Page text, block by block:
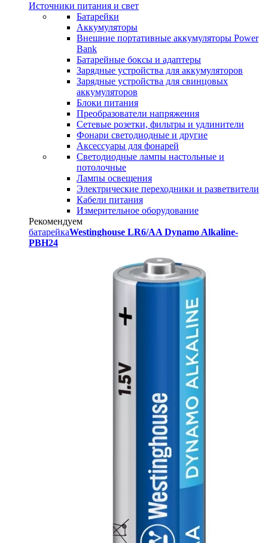
Источники питания и свет
Батарейки
Аккумуляторы
Внешние портативные аккумуляторы Power
Bank
Батарейные боксы и адаптеры
Зарядные устройства для аккумуляторов
Зарядные устройства для свинцовых
аккумуляторов
Блоки питания
Преобразователи напряжения
Сетевые розетки, фильтры и удлинители
Фонари светодиодные и другие
Аксессуары для фонарей
Светодиодные лампы настольные и
потолочные
Лампы освещения
Электрические переходники и разветвители
Кабели питания
Измерительное оборудование
Рекомендуем
батарейкаWestinghouse LR6/AA Dynamo Alkaline-
PBH24